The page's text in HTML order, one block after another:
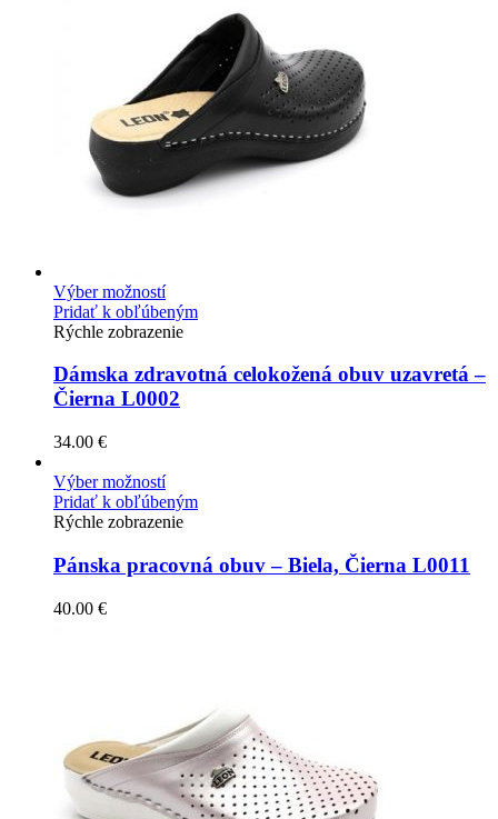
Výber možností
Pridať k obľúbeným
Rýchle zobrazenie
Dámska zdravotná celokožená obuv uzavretá –
Čierna L0002
34.00 €
Výber možností
Pridať k obľúbeným
Rýchle zobrazenie
Pánska pracovná obuv – Biela, Čierna L0011
40.00 €